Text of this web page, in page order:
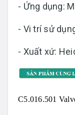
- Ứng dụng:
- Vi trí sử
- Xuất xứ:
C5.016.501